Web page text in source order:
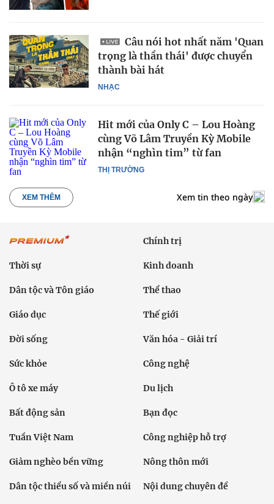
NHẠC
Câu nói hot nhất năm 'Quan
trọng là thần thái' được chuyển
thành bài hát
THỊ TRƯỜNG
Hit mới của Only C – Lou Hoàng
cùng Võ Lâm Truyền Kỳ Mobile
nhận “nghìn tim” từ fan
XEM THÊM Xem tin theo ngày
Chính trị
Thời sự Kinh doanh
Dân tộc và Tôn giáo Thể thao
Giáo dục Thế giới
Đời sống Văn hóa - Giải trí
Sức khỏe Công nghệ
Ô tô xe máy Du lịch
Bất động sản Bạn đọc
Tuần Việt Nam Công nghiệp hỗ trợ
Giảm nghèo bền vững Nông thôn mới
Dân tộc thiểu số và miền núi Nội dung chuyên đề